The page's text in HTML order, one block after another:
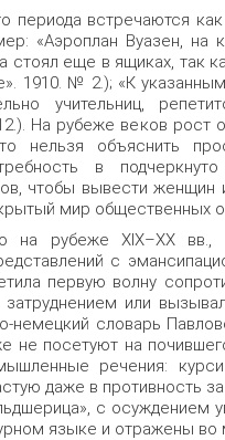
периода встречаются
«Аэроплан Вуазен,
стоял еще в ящиках, так
1910. № 2.); «К
учительниц,
На рубеже веков рост
нельзя объяснить
в
чтобы вывести
мир общественных
на рубеже XIХ–ХХ
с
первую волну
затруднением или
немецкий словарь
не посетуют на
речения:
даже в противность
с осуждением
языке и отражены во